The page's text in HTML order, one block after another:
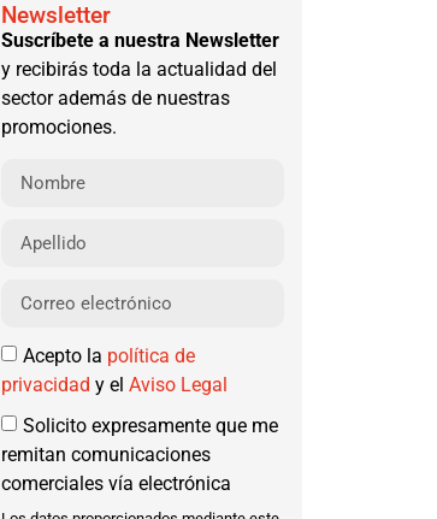
Newsletter
Suscríbete a nuestra Newsletter
y recibirás toda la actualidad del
sector además de nuestras
promociones.
Acepto la política de
privacidad y el Aviso Legal
Solicito expresamente que me
remitan comunicaciones
comerciales vía electrónica